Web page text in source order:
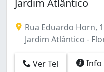
Rua Eduardo Horn,
Jardim Atlântico -
Ver Tel Info